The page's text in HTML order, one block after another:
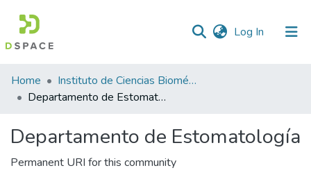
Log In (current)
Statistics
Home
Instituto de Ciencias Biomédicas
Departamento de Estomatología
Departamento de Estomatología
Permanent URI for this community